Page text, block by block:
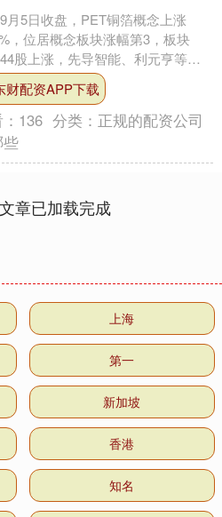
月5日收盘，PET铜箔概念上涨
，位居概念板块涨幅第3，板块
股上涨，先导智能、利元亨等
停，英联股份、洁美科技、沃格光
停，隆扬....
财配资APP下载
136 分类： 正规的配资公司
章已加载完成
上海
第一
新加坡
香港
知名